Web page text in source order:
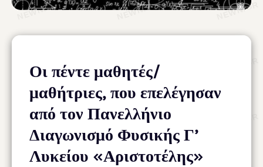
Οι πέντε μαθητές/
μαθήτριες, που επελέγησαν
από τον Πανελλήνιο
Διαγωνισμό Φυσικής Γ’
Λυκείου «Αριστοτέλης»